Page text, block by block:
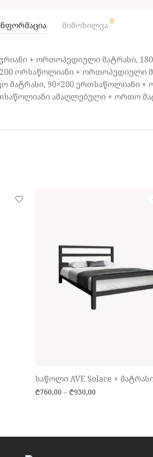
მიმოხილვა 0
+ ორთოპედიული მატრასი,
ორსაწოლიანი + ორთოპედიული
მატრასი, 90×200 ერთსაწოლიანი
ამაღლებული + ორთო
საწოლი AVE Solace +
₾760,00 – ₾930,00